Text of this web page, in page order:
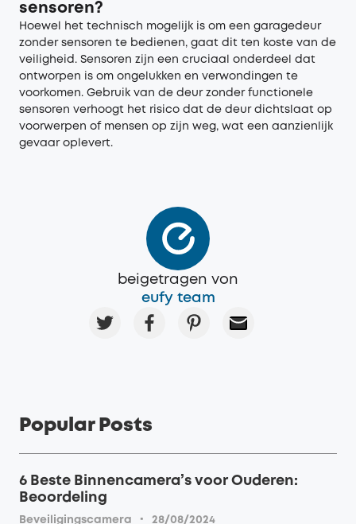
sensoren?
Hoewel het technisch mogelijk is om een garagedeur
zonder sensoren te bedienen, gaat dit ten koste van de
veiligheid. Sensoren zijn een cruciaal onderdeel dat
ontworpen is om ongelukken en verwondingen te
voorkomen. Gebruik van de deur zonder functionele
sensoren verhoogt het risico dat de deur dichtslaat op
voorwerpen of mensen op zijn weg, wat een aanzienlijk
gevaar oplevert.
beigetragen von
eufy team
Popular Posts
6 Beste Binnencamera’s voor Ouderen:
Beoordeling
Beveiligingscamera · 28/08/2024